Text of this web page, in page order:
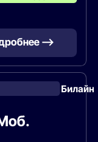
—>
Билайн